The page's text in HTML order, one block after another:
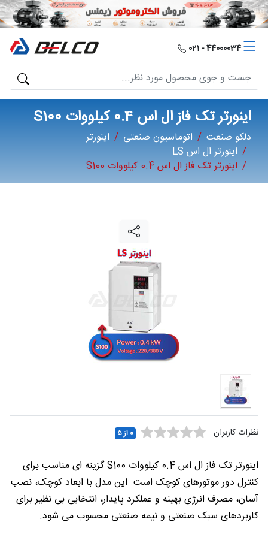
دلکو
صنعت
محصولات
مصارف
صنعتی
مقالات
گالری
برند
ما
44000034 - 021
اینورتر تک فاز ال اس 0.4 کیلووات S100
دلکو صنعت اتوماسیون صنعتی
اینورتر
اینورتر ال اس LS
اینورتر تک فاز ال اس 0.4 کیلووات S100
نظرات کاربران : 0 از ۵
اینورتر تک فاز ال اس 0.4 کیلووات S100 گزینه‌ ای مناسب برای
کنترل دور موتورهای کوچک است. این مدل با ابعاد کوچک، نصب
آسان، مصرف انرژی بهینه و عملکرد پایدار، انتخابی بی نظیر برای
کاربردهای سبک صنعتی و نیمه‌ صنعتی محسوب می‌ شود.